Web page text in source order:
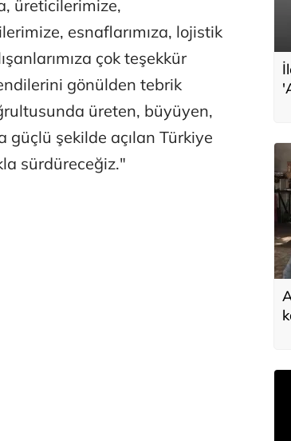
üreticilerimize,
esnaflarımıza, lojistik
çok teşekkür
gönülden tebrik
üreten, büyüyen,
şekilde açılan Türkiye
sürdüreceğiz."